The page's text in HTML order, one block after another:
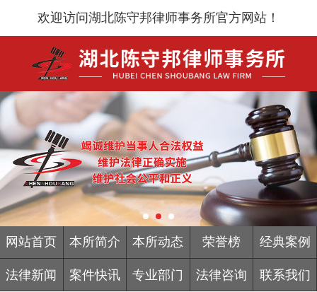
欢迎访问湖北陈守邦律师事务所官方网站！
网站首页 本所简介 本所动态 荣誉榜 经典案例
法律新闻 案件快讯 专业部门 法律咨询 联系我们